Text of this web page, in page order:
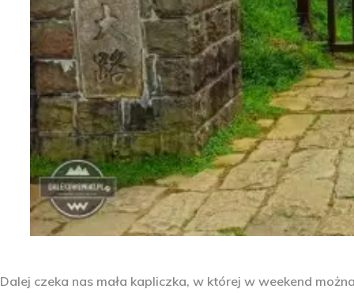
Dalej czeka nas mała kapliczka, w której w weekend